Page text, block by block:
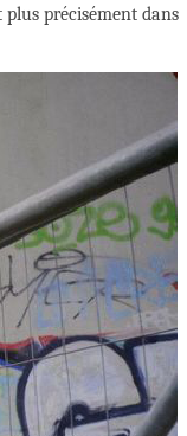
plus précisément dans